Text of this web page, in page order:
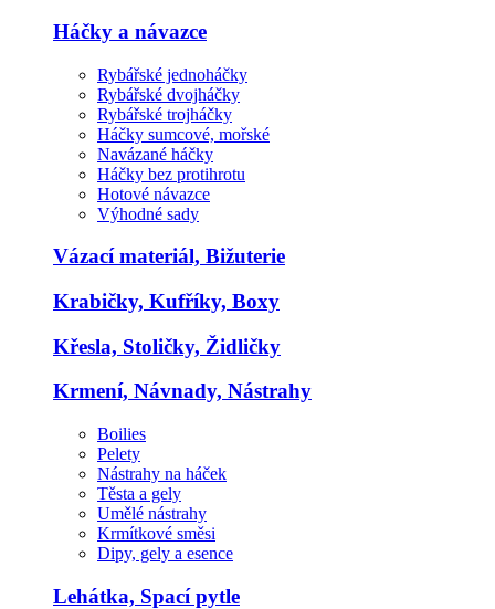
Háčky a návazce
Rybářské jednoháčky
Rybářské dvojháčky
Rybářské trojháčky
Háčky sumcové, mořské
Navázané háčky
Háčky bez protihrotu
Hotové návazce
Výhodné sady
Vázací materiál, Bižuterie
Krabičky, Kufříky, Boxy
Křesla, Stoličky, Židličky
Krmení, Návnady, Nástrahy
Boilies
Pelety
Nástrahy na háček
Těsta a gely
Umělé nástrahy
Krmítkové směsi
Dipy, gely a esence
Lehátka, Spací pytle